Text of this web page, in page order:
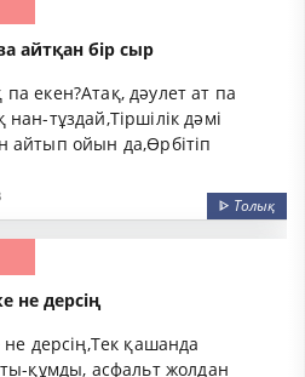
айтқан бір сыр
екен?Атақ, дәулет ат па
тұздай,Тіршілік дәмі
айтып ойын да,Өрбітіп
ᐈ Толық
не дерсің
не дерсің,Тек қашанда
құмды, асфальт жолдан